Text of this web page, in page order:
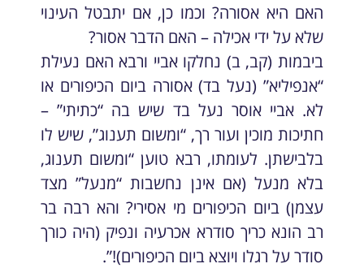
האם היא אסורה? וכמו כן, אם יתבטל העינוי
שלא על ידי אכילה – האם הדבר אסור?
ביבמות (קב, ב) נחלקו אביי ורבא האם נעילת
“אנפיליא” (נעל בד) אסורה ביום הכיפורים או
לא. אביי אוסר נעל בד שיש בה “כתיתי” –
חתיכות מוכין ועור רך, “ומשום תענוג”, שיש לו
בלבישתן. לעומתו, רבא טוען “ומשום תענוג,
בלא מנעל (אם אינן נחשבות “מנעל” מצד
עצמן) ביום הכיפורים מי אסירי? והא רבה בר
רב הונא כריך סודרא אכרעיה ונפיק (היה כורך
סודר על רגלו ויוצא ביום הכיפורים)!”.